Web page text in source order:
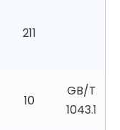
211
10
GB/T
1043.1